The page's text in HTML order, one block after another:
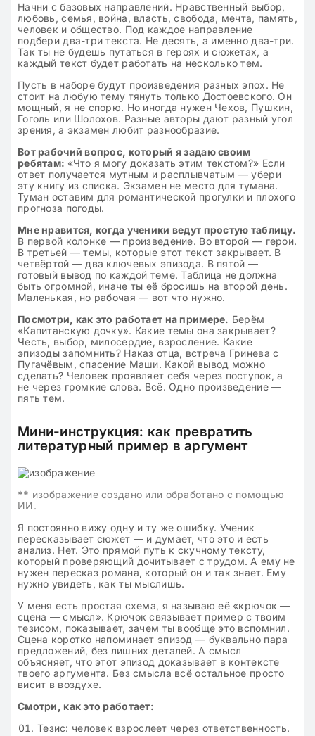
Начни с базовых направлений. Нравственный выбор,
любовь, семья, война, власть, свобода, мечта, память,
человек и общество. Под каждое направление
подбери два-три текста. Не десять, а именно два-три.
Так ты не будешь путаться в героях и сюжетах, а
каждый текст будет работать на несколько тем.
Пусть в наборе будут произведения разных эпох. Не
стоит на любую тему тянуть только Достоевского. Он
мощный, я не спорю. Но иногда нужен Чехов, Пушкин,
Гоголь или Шолохов. Разные авторы дают разный угол
зрения, а экзамен любит разнообразие.
Вот рабочий вопрос, который я задаю своим
ребятам: «Что я могу доказать этим текстом?» Если
ответ получается мутным и расплывчатым — убери
эту книгу из списка. Экзамен не место для тумана.
Туман оставим для романтической прогулки и плохого
прогноза погоды.
Мне нравится, когда ученики ведут простую таблицу.
В первой колонке — произведение. Во второй — герои.
В третьей — темы, которые этот текст закрывает. В
четвёртой — два ключевых эпизода. В пятой —
готовый вывод по каждой теме. Таблица не должна
быть огромной, иначе ты её бросишь на второй день.
Маленькая, но рабочая — вот что нужно.
Посмотри, как это работает на примере. Берём
«Капитанскую дочку». Какие темы она закрывает?
Честь, выбор, милосердие, взросление. Какие
эпизоды запомнить? Наказ отца, встреча Гринева с
Пугачёвым, спасение Маши. Какой вывод можно
сделать? Человек проявляет себя через поступок, а
не через громкие слова. Всё. Одно произведение —
пять тем.
Мини-инструкция: как превратить
литературный пример в аргумент
** изображение создано или обработано с помощью
ИИ.
Я постоянно вижу одну и ту же ошибку. Ученик
пересказывает сюжет — и думает, что это и есть
анализ. Нет. Это прямой путь к скучному тексту,
который проверяющий дочитывает с трудом. А ему не
нужен пересказ романа, который он и так знает. Ему
нужно увидеть, как ты мыслишь.
У меня есть простая схема, я называю её «крючок —
сцена — смысл». Крючок связывает пример с твоим
тезисом, показывает, зачем ты вообще это вспомнил.
Сцена коротко напоминает эпизод — буквально пара
предложений, без лишних деталей. А смысл
объясняет, что этот эпизод доказывает в контексте
твоего аргумента. Без смысла всё остальное просто
висит в воздухе.
Смотри, как это работает:
Тезис: человек взрослеет через ответственность.